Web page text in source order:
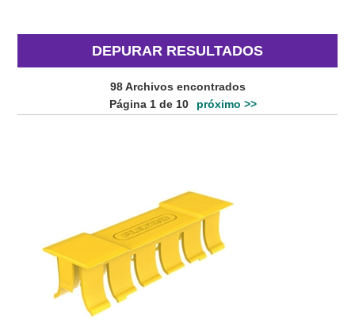
DEPURAR RESULTADOS
98 Archivos encontrados
Página 1 de 10
próximo >>